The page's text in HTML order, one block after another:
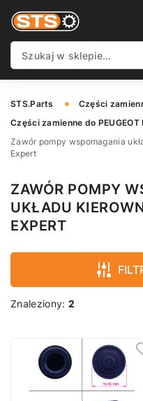
STS.Parts
Części
Części zamienne do PEUGEOT
Zawór pompy wspomagania
Expert
ZAWÓR POMPY
UKŁADU
EXPERT
Znaleziony:2